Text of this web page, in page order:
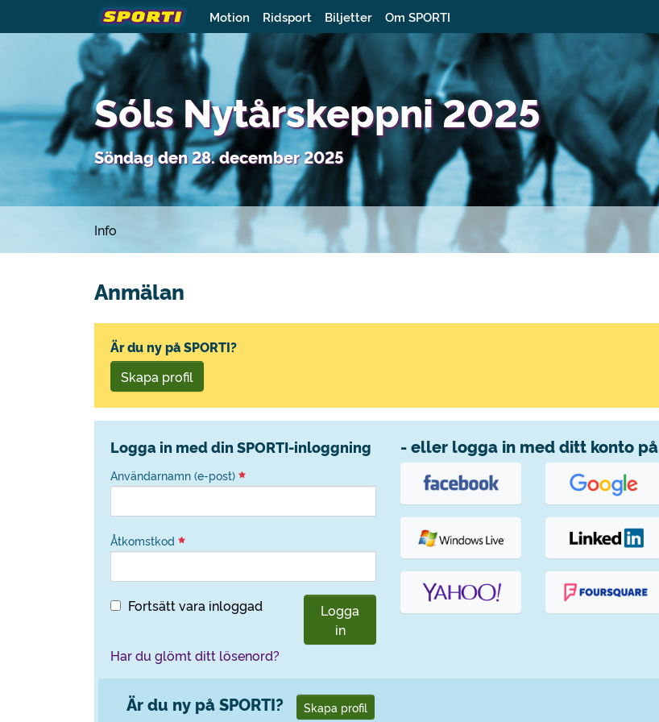
Motion Ridsport Biljetter Om SPORTI
Sóls Nytårskeppni 2025
Söndag den 28. december 2025
Info
Anmälan
Är du ny på SPORTI?
Skapa profil
Logga in med din SPORTI-inloggning
Användarnamn (e-post)
Åtkomstkod
Fortsätt vara inloggad
Logga
in
Har du glömt ditt lösenord?
- eller logga in med ditt konto på
Är du ny på SPORTI? Skapa profil